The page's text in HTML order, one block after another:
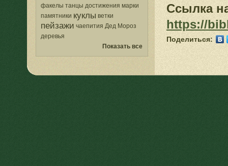
факелы танцы достижения марки
памятники куклы ветки
пейзажи чаепития Дед Мороз
деревья
Показать все
Ссылка
https://
Поделиться: